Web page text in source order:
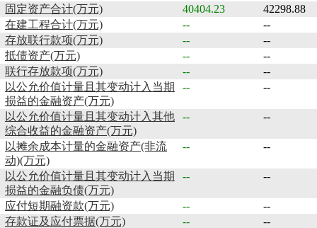
固定资产合计(万元)
40404.23
42298.88
在建工程合计(万元)
--
--
存放联行款项(万元)
--
--
抵债资产(万元)
--
--
联行存放款项(万元)
--
--
以公允价值计量且其变动计入当期
损益的金融资产(万元)
-- --
以公允价值计量且其变动计入其他
综合收益的金融资产(万元)
-- --
以摊余成本计量的金融资产(非流
动)(万元)
-- --
以公允价值计量且其变动计入当期
损益的金融负债(万元)
-- --
应付短期融资款(万元) --
--
存款证及应付票据(万元)
--
--